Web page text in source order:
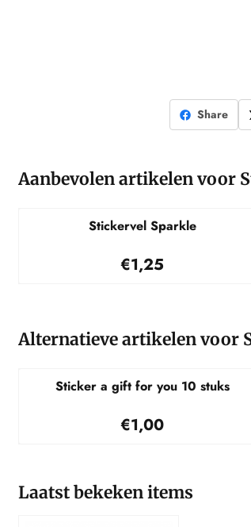
Share
Aanbevolen artikelen voor
Stickervel Sparkle
Prijs: 1,25
€1,25
Alternatieve artikelen voor
Sticker a gift for you 10 stuks
Prijs: 1,00
€1,00
Laatst bekeken items